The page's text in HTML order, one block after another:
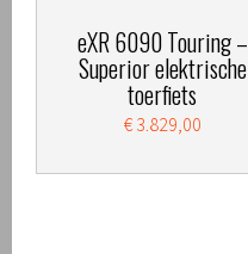
eXR 6090 Touring –
Superior elektrische
toerfiets
€ 3.829,00